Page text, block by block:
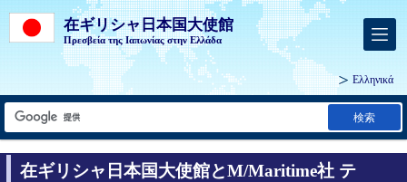
在ギリシャ日本国大使館
Πρεσβεία της Ιαπωνίας στην Ελλάδα
Ελληνικά
検索
在ギリシャ日本国大使館とM/Maritime社 テ